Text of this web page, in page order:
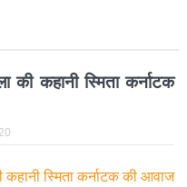
की कहानी स्मिता कर्नाटक